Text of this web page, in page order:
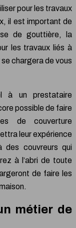
pour les travaux
il est important de
de gouttière, la
les travaux liés à
chargera de vous
à un prestataire
possible de faire
de couverture
leur expérience
des couvreurs qui
à l’abri de toute
de faire les
métier de